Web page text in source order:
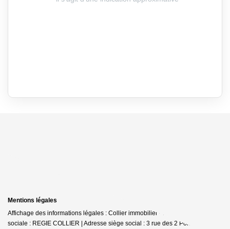
Mentions légales
Affichage des informations légales : Collier immobilier - Paray | Raison
sociale : REGIE COLLIER | Adresse siège social : 3 rue des 2 Ponts - 71600